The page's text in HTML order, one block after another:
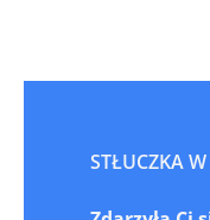
STŁUCZKA